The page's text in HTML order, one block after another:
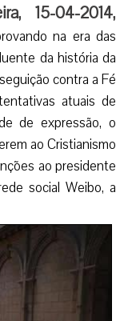
15-04-2014,
na era das
da história da
contra a Fé
atuais de
de expressão, o
ao Cristianismo
ao presidente
social Weibo, a